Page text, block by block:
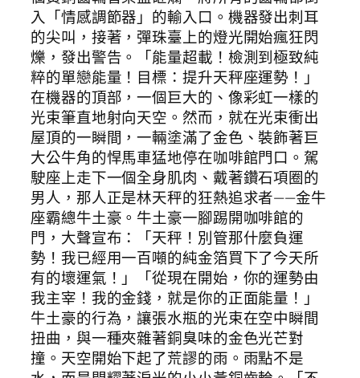
入「情感調節器」的輸入口。機器發出刺耳
的尖叫，接著，彈珠臺上的燈光開始瘋狂閃
爍，發出警告。「能量超載！檢測到極致純
粹的單戀能量！目標：提升天秤座運勢！」
在機器的頂部，一個巨大的、像彩虹一樣的
光束筆直地射向天空。然而，就在光束衝出
屋頂的一瞬間，一輛塗滿了金色、裝飾著巨
大公牛角的悍馬車猛地停在咖啡館門口。駕
駛座上走下一個全身肌肉、戴著鑽石項圈的
男人，那人正是林天秤的狂熱追求者——金牛
座霸總牛土豪。牛土豪一腳踢開咖啡館的
門，大聲宣布：「天秤！別管那什麼負運
勢！我已經用一百噸的純金箔買下了今天所
有的壞運氣！」「從現在開始，你的運勢由
我主宰！我的金錢，就是你的正面能量！」
牛土豪的行為，讓張水瓶的光束在空中瞬間
扭曲，與一種夾雜著銅臭味的金色光芒對
撞。天空開始下起了荒謬的雨。雨點不是